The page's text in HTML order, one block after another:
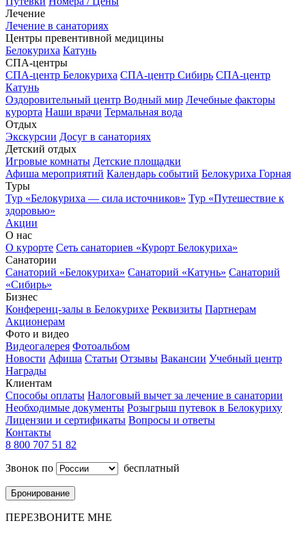
Лечение
Лечение в санаториях
Центры превентивной медицины
Белокуриха Катунь
СПА-центры
СПА-центр Белокуриха СПА-центр Сибирь СПА-центр
Катунь
Оздоровительный центр Водный мир Лечебные факторы
курорта Наши врачи Термальная вода
Отдых
Экскурсии Досуг в санаториях
Детский отдых
Игровые комнаты Детские площадки
Афиша мероприятий Календарь событий Белокуриха Горная
Туры
Тур «Белокуриха — сила источников» Тур «Путешествие к
здоровью»
Акции
О нас
О курорте Сеть санаториев «Курорт Белокуриха»
Санатории
Санаторий «Белокуриха» Санаторий «Катунь» Санаторий
«Сибирь»
Бизнес
Конференц-залы в Белокурихе Реквизиты Партнерам
Акционерам
Фото и видео
Видеогалерея Фотоальбом
Новости Афиша Статьи Отзывы Вакансии Учебный центр
Награды
Клиентам
Способы оплаты Налоговый вычет за лечение в санатории
Необходимые документы Розыгрыш путевок в Белокуриху
Лицензии и сертификаты Вопросы и ответы
Контакты
8 800 707 51 82
Звонок по
бесплатный
Бронирование
ПЕРЕЗВОНИТЕ МНЕ